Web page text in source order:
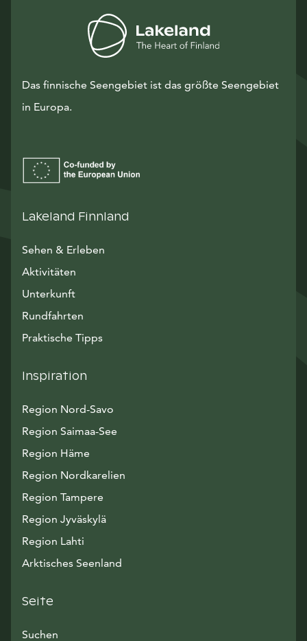
Das finnische Seengebiet ist das größte Seengebiet
in Europa.
Lakeland Finnland
Sehen & Erleben
Aktivitäten
Unterkunft
Rundfahrten
Praktische Tipps
Inspiration
Region Nord-Savo
Region Saimaa-See
Region Häme
Region Nordkarelien
Region Tampere
Region Jyväskylä
Region Lahti
Arktisches Seenland
Seite
Suchen